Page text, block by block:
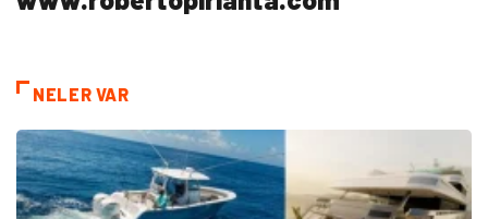
NELER VAR